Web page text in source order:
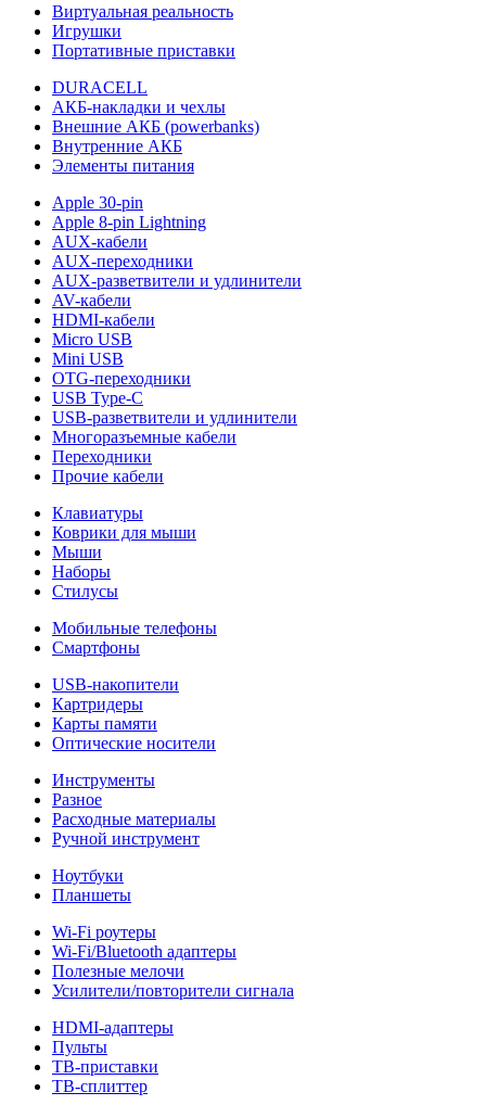
Виртуальная реальность
Игрушки
Портативные приставки
DURACELL
АКБ-накладки и чехлы
Внешние АКБ (powerbanks)
Внутренние АКБ
Элементы питания
Apple 30-pin
Apple 8-pin Lightning
AUX-кабели
AUX-переходники
AUX-разветвители и удлинители
AV-кабели
HDMI-кабели
Micro USB
Mini USB
OTG-переходники
USB Type-C
USB-разветвители и удлинители
Многоразъемные кабели
Переходники
Прочие кабели
Клавиатуры
Коврики для мыши
Мыши
Наборы
Стилусы
Мобильные телефоны
Смартфоны
USB-накопители
Картридеры
Карты памяти
Оптические носители
Инструменты
Разное
Расходные материалы
Ручной инструмент
Ноутбуки
Планшеты
Wi-Fi роутеры
Wi-Fi/Bluetooth адаптеры
Полезные мелочи
Усилители/повторители сигнала
HDMI-адаптеры
Пульты
ТВ-приставки
ТВ-сплиттер